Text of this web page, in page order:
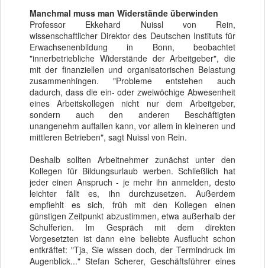
Manchmal muss man Widerstände überwinden
Professor Ekkehard Nuissl von Rein,
wissenschaftlicher Direktor des Deutschen Instituts für
Erwachsenenbildung in Bonn, beobachtet
"innerbetriebliche Widerstände der Arbeitgeber", die
mit der finanziellen und organisatorischen Belastung
zusammenhingen. "Probleme entstehen auch
dadurch, dass die ein- oder zweiwöchige Abwesenheit
eines Arbeitskollegen nicht nur dem Arbeitgeber,
sondern auch den anderen Beschäftigten
unangenehm auffallen kann, vor allem in kleineren und
mittleren Betrieben", sagt Nuissl von Rein.
Deshalb sollten Arbeitnehmer zunächst unter den
Kollegen für Bildungsurlaub werben. Schließlich hat
jeder einen Anspruch - je mehr ihn anmelden, desto
leichter fällt es, ihn durchzusetzen. Außerdem
empfiehlt es sich, früh mit den Kollegen einen
günstigen Zeitpunkt abzustimmen, etwa außerhalb der
Schulferien. Im Gespräch mit dem direkten
Vorgesetzten ist dann eine beliebte Ausflucht schon
entkräftet: "Tja, Sie wissen doch, der Termindruck im
Augenblick..." Stefan Scherer, Geschäftsführer eines